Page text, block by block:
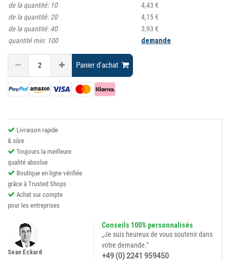
de la quantité: 10
4,43 €
de la quantité:20
4,15 €
de la quantité:40
3,93 €
quantité min: 100 demande
Panier d'achat
Livraison rapide
& sûre
Toujours la meilleure
qualité absolue
Boutique en ligne vérifiée
grâce à Trusted Shops
Achat sur compte
pour les entreprises
Conseils 100% personnalisés
„Je suis heureux de vous soutenir dans
votre demande."
+49 (0) 2241 959450
Sean Eckard